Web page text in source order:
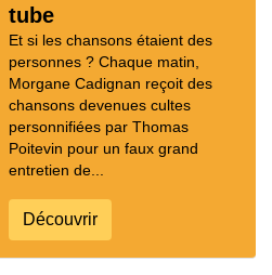
tube
Et si les chansons étaient des
personnes ? Chaque matin,
Morgane Cadignan reçoit des
chansons devenues cultes
personnifiées par Thomas
Poitevin pour un faux grand
entretien de...
Découvrir